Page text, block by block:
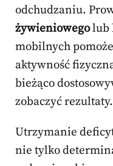
odchudzaniu.
żywieniowegolub
mobilnych
aktywność
bieżąco
zobaczyć rezultaty.
Utrzymanie
nie tylko